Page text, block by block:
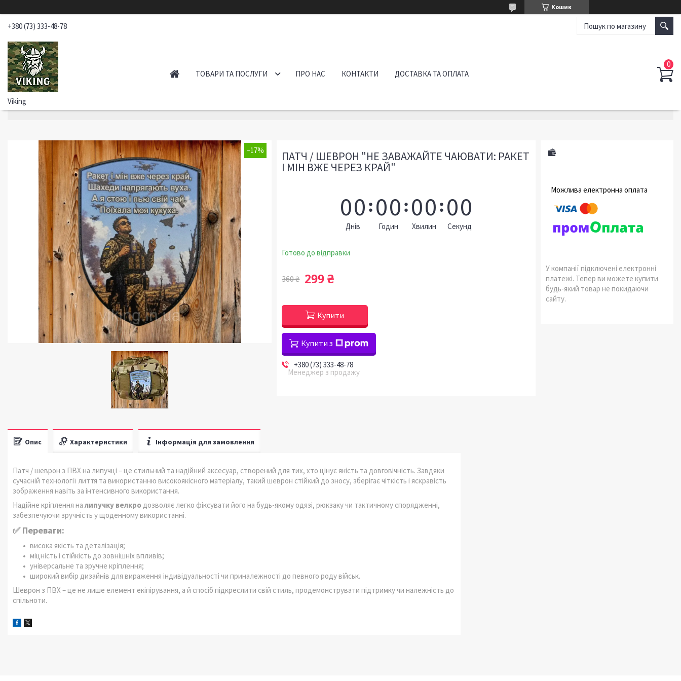
Кошик
+380 (73) 333-48-78
Viking
ТОВАРИ ТА ПОСЛУГИ ПРО НАС КОНТАКТИ ДОСТАВКА ТА ОПЛАТА
–17% ПАТЧ / ШЕВРОН "НЕ ЗАВАЖАЙТЕ ЧАЮВАТИ: РАКЕТ
І МІН ВЖЕ ЧЕРЕЗ КРАЙ"
00
Днів
00
Годин
00
Хвилин
00
Секунд
Готово до відправки
360 ₴ 299 ₴
Купити
Купити з
+380 (73) 333-48-78
Менеджер з продажу
У компанії підключені електронні
платежі. Тепер ви можете купити
будь-який товар не покидаючи
сайту.
Опис Характеристики Інформація для замовлення
Патч / шеврон з ПВХ на липучці – це стильний та надійний аксесуар, створений для тих, хто цінує якість та довговічність. Завдяки
сучасній технології лиття та використанню високоякісного матеріалу, такий шеврон стійкий до зносу, зберігає чіткість і яскравість
зображення навіть за інтенсивного використання.
Надійне кріплення налипучку велкро дозволяє легко фіксувати його на будь-якому одязі, рюкзаку чи тактичному спорядженні,
забезпечуючи зручність у щоденному використанні.
✅ Переваги:
висока якість та деталізація;
міцність і стійкість до зовнішніх впливів;
універсальне та зручне кріплення;
широкий вибір дизайнів для вираження індивідуальності чи приналежності до певного роду військ.
Шеврон з ПВХ – це не лише елемент екіпірування, а й спосіб підкреслити свій стиль, продемонструвати підтримку чи належність до
спільноти.